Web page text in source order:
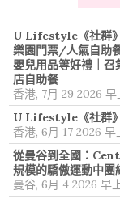
U Lifestyle《社群
樂園門票/人氣自
嬰兒用品等好禮｜
店自助餐
香港, 7月 29 2026
U Lifestyle《社群
香港, 6月 17 2026 早
從曼谷到全國：
規模的驕傲運動中團
曼谷, 6月 4 2026 早